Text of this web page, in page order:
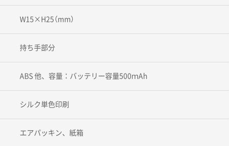
W15×H25（mm）
持ち手部分
ABS 他、容量：バッテリー容量500ｍAh
シルク単色印刷
エアパッキン、紙箱